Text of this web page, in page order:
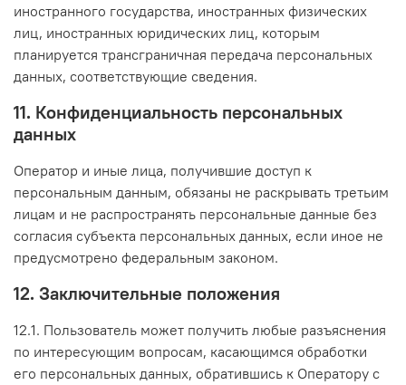
иностранного государства, иностранных физических
лиц, иностранных юридических лиц, которым
планируется трансграничная передача персональных
данных, соответствующие сведения.
11. Конфиденциальность персональных
данных
Оператор и иные лица, получившие доступ к
персональным данным, обязаны не раскрывать третьим
лицам и не распространять персональные данные без
согласия субъекта персональных данных, если иное не
предусмотрено федеральным законом.
12. Заключительные положения
12.1. Пользователь может получить любые разъяснения
по интересующим вопросам, касающимся обработки
его персональных данных, обратившись к Оператору с